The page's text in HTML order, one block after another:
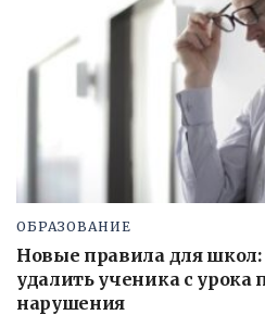
ОБРАЗОВАНИЕ
Новые правила для школ:
удалить ученика с урока
нарушения